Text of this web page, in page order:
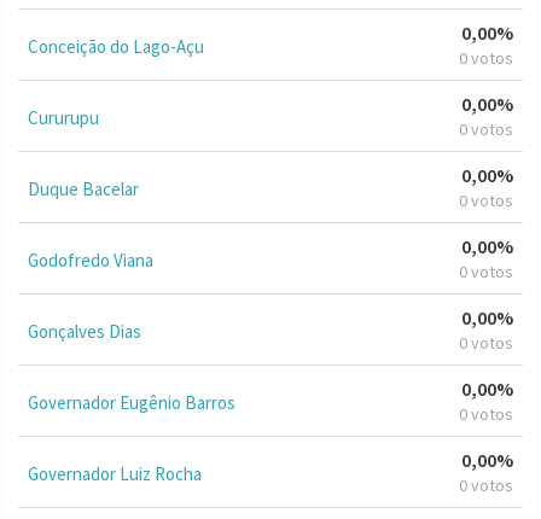
Conceição do Lago-Açu
0,00%
0 votos
Cururupu
0,00%
0 votos
Duque Bacelar
0,00%
0 votos
Godofredo Viana
0,00%
0 votos
Gonçalves Dias
0,00%
0 votos
Governador Eugênio Barros
0,00%
0 votos
Governador Luiz Rocha
0,00%
0 votos